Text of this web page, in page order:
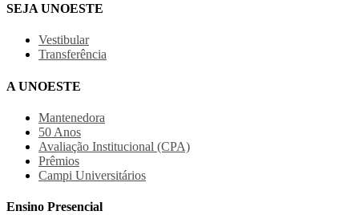
SEJA UNOESTE
Vestibular
Transferência
A UNOESTE
Mantenedora
50 Anos
Avaliação Institucional (CPA)
Prêmios
Campi Universitários
Ensino Presencial